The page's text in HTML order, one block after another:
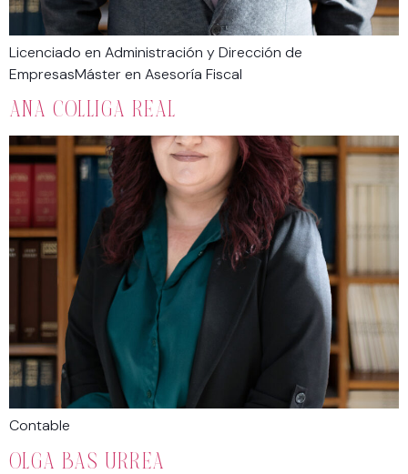
Licenciado en Administración y Dirección de
EmpresasMáster en Asesoría Fiscal
ANA COLLIGA REAL
Contable
OLGA BAS URREA